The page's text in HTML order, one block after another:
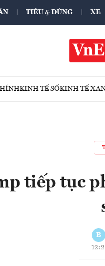
TIÊU & DÙNG XE
KINH TẾ SỐKINH TẾ
tiếp tục
B